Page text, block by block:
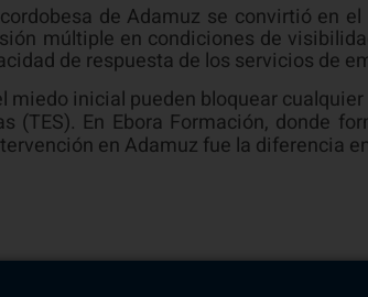
de Adamuz se convirtió en
múltiple en condiciones de
de respuesta de los servicios de
miedo inicial pueden bloquear
(TES). En Ebora Formación, donde
en Adamuz fue la diferencia